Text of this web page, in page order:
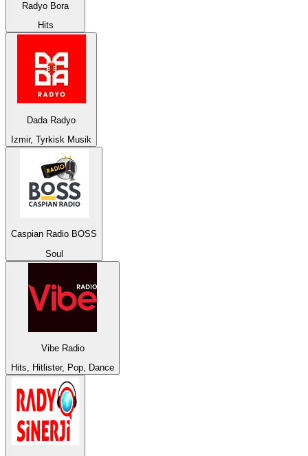
Radyo Bora
Hits
Dada Radyo
Izmir, Tyrkisk Musik
Caspian Radio BOSS
Soul
Vibe Radio
Hits, Hitlister, Pop, Dance